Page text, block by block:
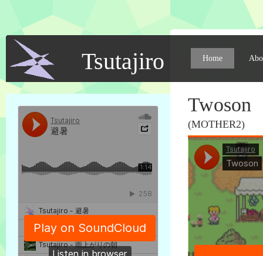
Tsutajiro Home
Twoson
(MOTHER2)